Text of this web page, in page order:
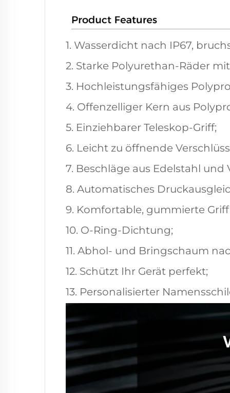
1. Wasserdicht nach IP67,
2. Starke Polyurethan-Räder
3. Hochleistungsfähiges
4. Offenzelliger Kern aus
5. Einziehbarer Teleskop-Griff;
6. Leicht zu öffnende
7. Beschläge aus Edelstahl
8. Automatisches
9. Komfortable, gummierte
10. O-Ring-Dichtung;
11. Abhol- und Bringschaum
12. Schützt Ihr Gerät perfekt;
13. Personalisierter